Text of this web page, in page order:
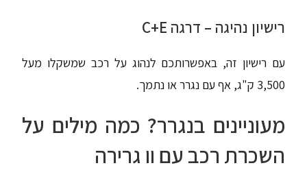
רישיון נהיגה – דרגה C+E
עם רישיון זה, באפשרותכם לנהוג על רכב שמשקלו מעל
3,500 ק"ג, אף עם נגרר או נתמך.
מעוניינים בנגרר? כמה מילים על
השכרת רכב עם וו גרירה